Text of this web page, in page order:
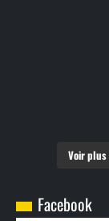
Voir plus
Facebook